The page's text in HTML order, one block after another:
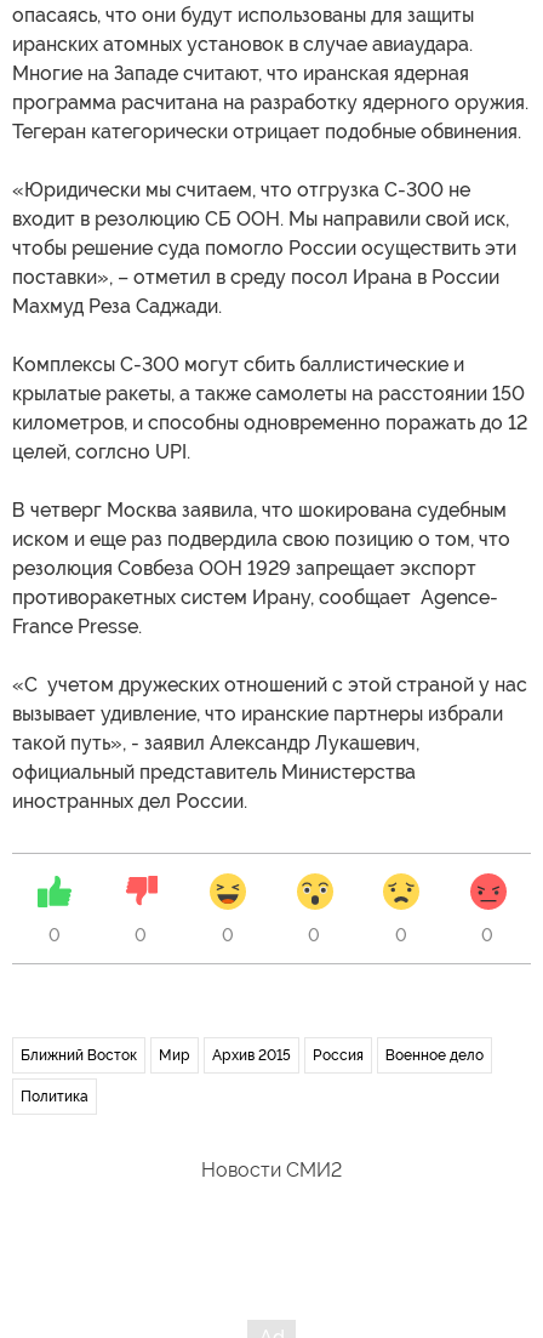
опасаясь, что они будут использованы для защиты
иранских атомных установок в случае авиаудара.
Многие на Западе считают, что иранская ядерная
программа расчитана на разработку ядерного оружия.
Тегеран категорически отрицает подобные обвинения.
«Юридически мы считаем, что отгрузка С-300 не
входит в резолюцию СБ ООН. Мы направили свой иск,
чтобы решение суда помогло России осуществить эти
поставки», – отметил в среду посол Ирана в России
Махмуд Реза Саджади.
Комплексы С-300 могут сбить баллистические и
крылатые ракеты, а также самолеты на расстоянии 150
километров, и способны одновременно поражать до 12
целей, соглсно UPI.
В четверг Москва заявила, что шокирована судебным
иском и еще раз подвердила свою позицию о том, что
резолюция Совбеза ООН 1929 запрещает экспорт
противоракетных систем Ирану, сообщает Agence-
France Presse.
«С учетом дружеских отношений с этой страной у нас
вызывает удивление, что иранские партнеры избрали
такой путь», - заявил Александр Лукашевич,
официальный представитель Министерства
иностранных дел России.
0 0 0 0 0 0
Ближний Восток Мир Архив 2015 Россия Военное дело
Политика
Новости СМИ2